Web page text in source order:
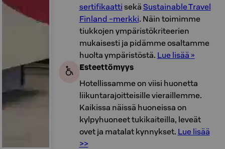
sertifikaatti sekä Sustainable Travel
Finland -merkki. Näin toimimme
tiukkojen ympäristökriteerien
mukaisesti ja pidämme osaltamme
huolta ympäristöstä. Lue lisää »
Esteettömyys
Hotellissamme on viisi huonetta
liikuntarajoitteisille vieraillemme.
Kaikissa näissä huoneissa on
kylpyhuoneet tukikaiteilla, leveät
ovet ja matalat kynnykset. Lue lisää
>>